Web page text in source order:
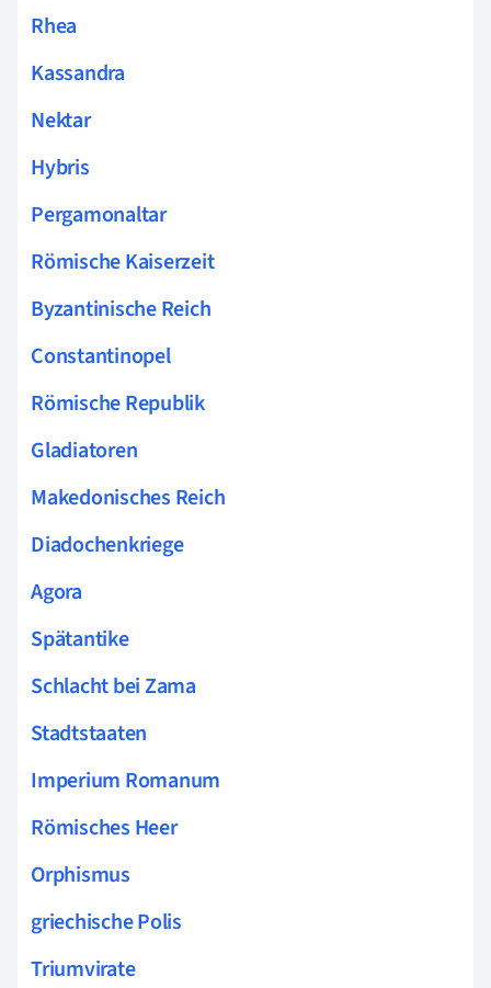
Rhea
Kassandra
Nektar
Hybris
Pergamonaltar
Römische Kaiserzeit
Byzantinische Reich
Constantinopel
Römische Republik
Gladiatoren
Makedonisches Reich
Diadochenkriege
Agora
Spätantike
Schlacht bei Zama
Stadtstaaten
Imperium Romanum
Römisches Heer
Orphismus
griechische Polis
Triumvirate